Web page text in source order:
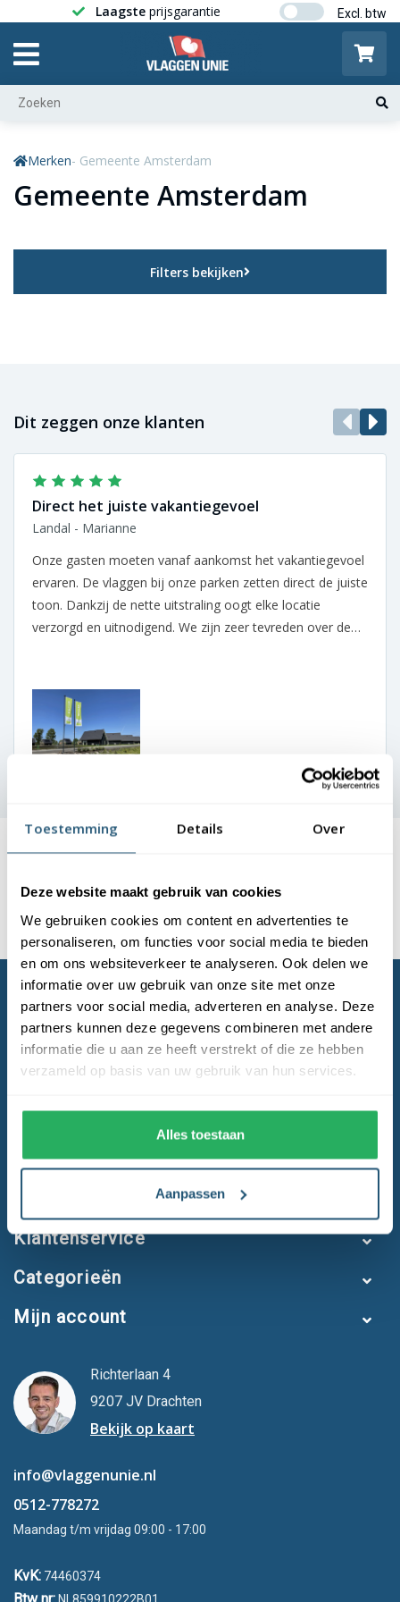
Toestemming Details Over
Deze website maakt gebruik van cookies
We gebruiken cookies om content en advertenties te
personaliseren, om functies voor social media te bieden
en om ons websiteverkeer te analyseren. Ook delen we
informatie over uw gebruik van onze site met onze
partners voor social media, adverteren en analyse. Deze
partners kunnen deze gegevens combineren met andere
informatie die u aan ze heeft verstrekt of die ze hebben
verzameld op basis van uw gebruik van hun services.
Alles toestaan
Aanpassen
Laagste prijsgarantie Gratis
Merken- Gemeente Amsterdam
Gemeente Amsterdam
Filters bekijken
Dit zeggen onze klanten
Direct het juiste vakantiegevoel
Landal - Marianne
Onze gasten moeten vanaf aankomst het vakantiegevoel
ervaren. De vlaggen bij onze parken zetten direct de juiste
toon. Dankzij de nette uitstraling oogt elke locatie
verzorgd en uitnodigend. We zijn zeer tevreden over de
boven de € 150,- (m.u.v. masten)
Levering en plaatsingdoor heel NL & BE
Als eerste op de hoogte!
Abonneer
Klantenservice
Categorieën
Mijn account
Richterlaan 4
9207 JV Drachten
Bekijk op kaart
info@vlaggenunie.nl
0512-778272
Maandag t/m vrijdag 09:00 - 17:00
KvK: 74460374